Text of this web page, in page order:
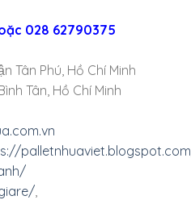
028 62790375
Tân Phú, Hồ Chí Minh
Tân, Hồ Chí Minh
palletnhuaviet.blogspot.com
,